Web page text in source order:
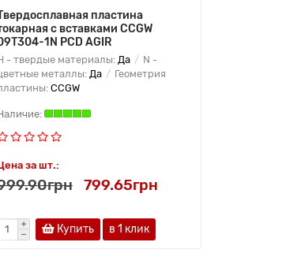
пластина
с вставками CCGW
1N PCD AGIR
- твердые материалы: Да
N -
металлы: Да
Геометрия
CCGW
за шт.:
799.65грн
Купить в 1 клик